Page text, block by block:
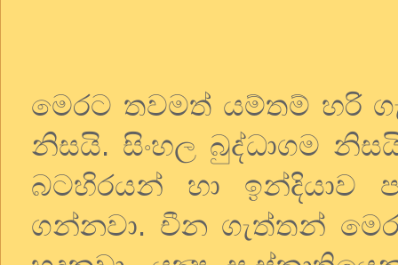
මෙරට තවමත් යම්තම් හරි
නිසයි. සිංහල බුද්ධාගම
බටහිරයන් හා
ගන්නවා. චීන ගැත්තන්